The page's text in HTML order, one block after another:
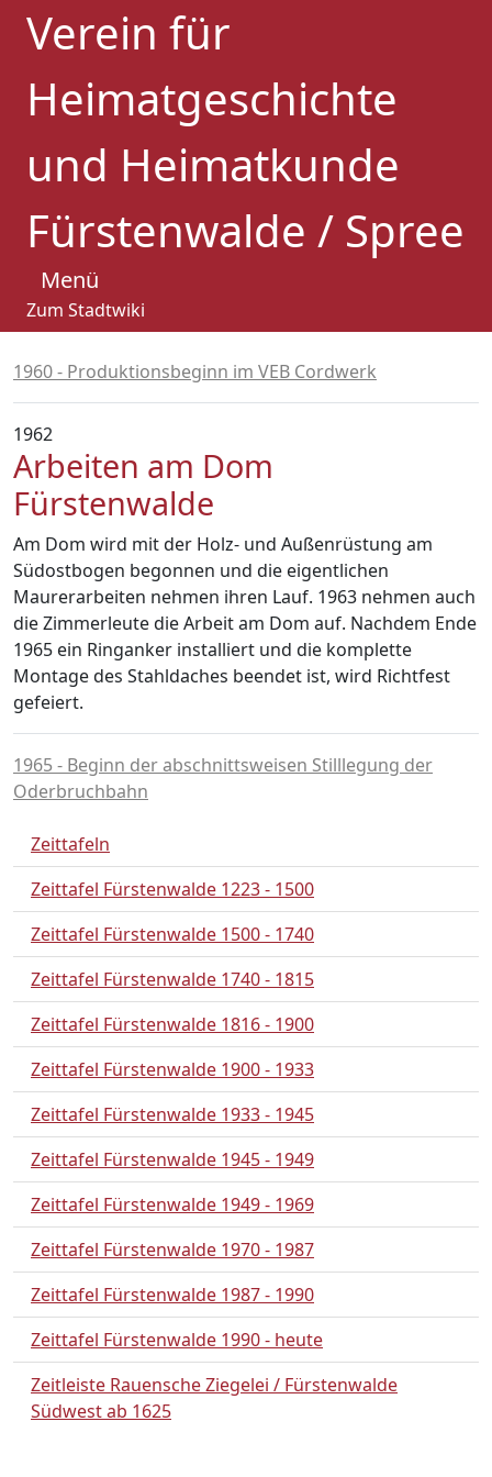
Verein für
Heimatgeschichte
und Heimatkunde
Fürstenwalde / Spree
Menü
Zum Stadtwiki
1960 - Produktionsbeginn im VEB Cordwerk
1962
Arbeiten am Dom
Fürstenwalde
Am Dom wird mit der Holz- und Außenrüstung am
Südostbogen begonnen und die eigentlichen
Maurerarbeiten nehmen ihren Lauf. 1963 nehmen auch
die Zimmerleute die Arbeit am Dom auf. Nachdem Ende
1965 ein Ringanker installiert und die komplette
Montage des Stahldaches beendet ist, wird Richtfest
gefeiert.
1965 - Beginn der abschnittsweisen Stilllegung der
Oderbruchbahn
Zeittafeln
Zeittafel Fürstenwalde 1223 - 1500
Zeittafel Fürstenwalde 1500 - 1740
Zeittafel Fürstenwalde 1740 - 1815
Zeittafel Fürstenwalde 1816 - 1900
Zeittafel Fürstenwalde 1900 - 1933
Zeittafel Fürstenwalde 1933 - 1945
Zeittafel Fürstenwalde 1945 - 1949
Zeittafel Fürstenwalde 1949 - 1969
Zeittafel Fürstenwalde 1970 - 1987
Zeittafel Fürstenwalde 1987 - 1990
Zeittafel Fürstenwalde 1990 - heute
Zeitleiste Rauensche Ziegelei / Fürstenwalde
Südwest ab 1625